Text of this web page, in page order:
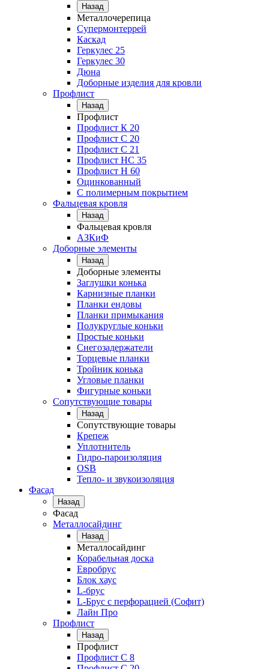
Назад
Металлочерепица
Супермонтеррей
Каскад
Геркулес 25
Геркулес 30
Дюна
Доборные изделия для кровли
Профлист
Назад
Профлист
Профлист К 20
Профлист С 20
Профлист C 21
Профлист НС 35
Профлист Н 60
Оцинкованный
С полимерным покрытием
Фальцевая кровля
Назад
Фальцевая кровля
АЗКиФ
Доборные элементы
Назад
Доборные элементы
Заглушки конька
Карнизные планки
Планки ендовы
Планки примыкания
Полукруглые коньки
Простые коньки
Снегозадержатели
Торцевые планки
Тройник конька
Угловые планки
Фигурные коньки
Сопутствующие товары
Назад
Сопутствующие товары
Крепеж
Уплотнитель
Гидро-пароизоляция
OSB
Тепло- и звукоизоляция
Фасад
Назад
Фасад
Металлосайдинг
Назад
Металлосайдинг
Корабельная доска
Евробрус
Блок хаус
L-брус
L-Брус с перфорацией (Софит)
Лайн Про
Профлист
Назад
Профлист
Профлист С 8